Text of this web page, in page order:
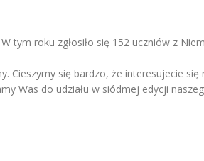
tym roku zgłosiło się 152 uczniów z
Cieszymy się bardzo, że interesujecie
Was do udziału w siódmej edycji